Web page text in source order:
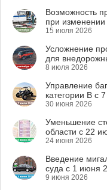
Возможность
при изменении
15 июля 2026
Усложнение
для
8 июля 2026
Управление
категории B с
30 июня 2026
Уменьшение
области с 22
24 июня 2026
Введение
суда с 1 июня
9 июня 2026